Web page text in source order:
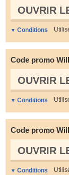
OUVRIR
Conditions
Code promo
OUVRIR
Conditions
Code promo
OUVRIR
Conditions